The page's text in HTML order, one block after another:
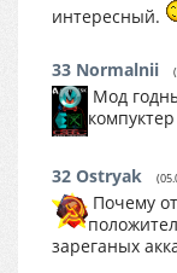
интересный.
33 Normalnii
Мод
32 Ostryak
Почему
зареганых